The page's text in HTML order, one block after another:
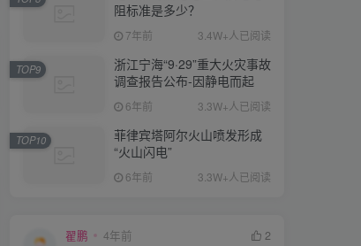
阻标准是多少？
7年前 3.4W+人已阅读
浙江宁海“9·29”重大火灾事故
调查报告公布-因静电而起
6年前 3.3W+人已阅读
TOP9
菲律宾塔阿尔火山喷发形成
“火山闪电”
6年前 3.3W+人已阅读
TOP10
翟鹏 4年前
2